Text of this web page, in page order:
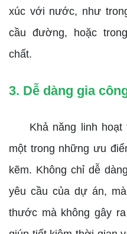
xúc với nước, như
cầu đường, hoặc
chất.
3. Dễ dàng gia
Khả năng linh hoạt
một trong những ưu
kẽm. Không chỉ dễ
yêu cầu của dự án,
thước mà không gây